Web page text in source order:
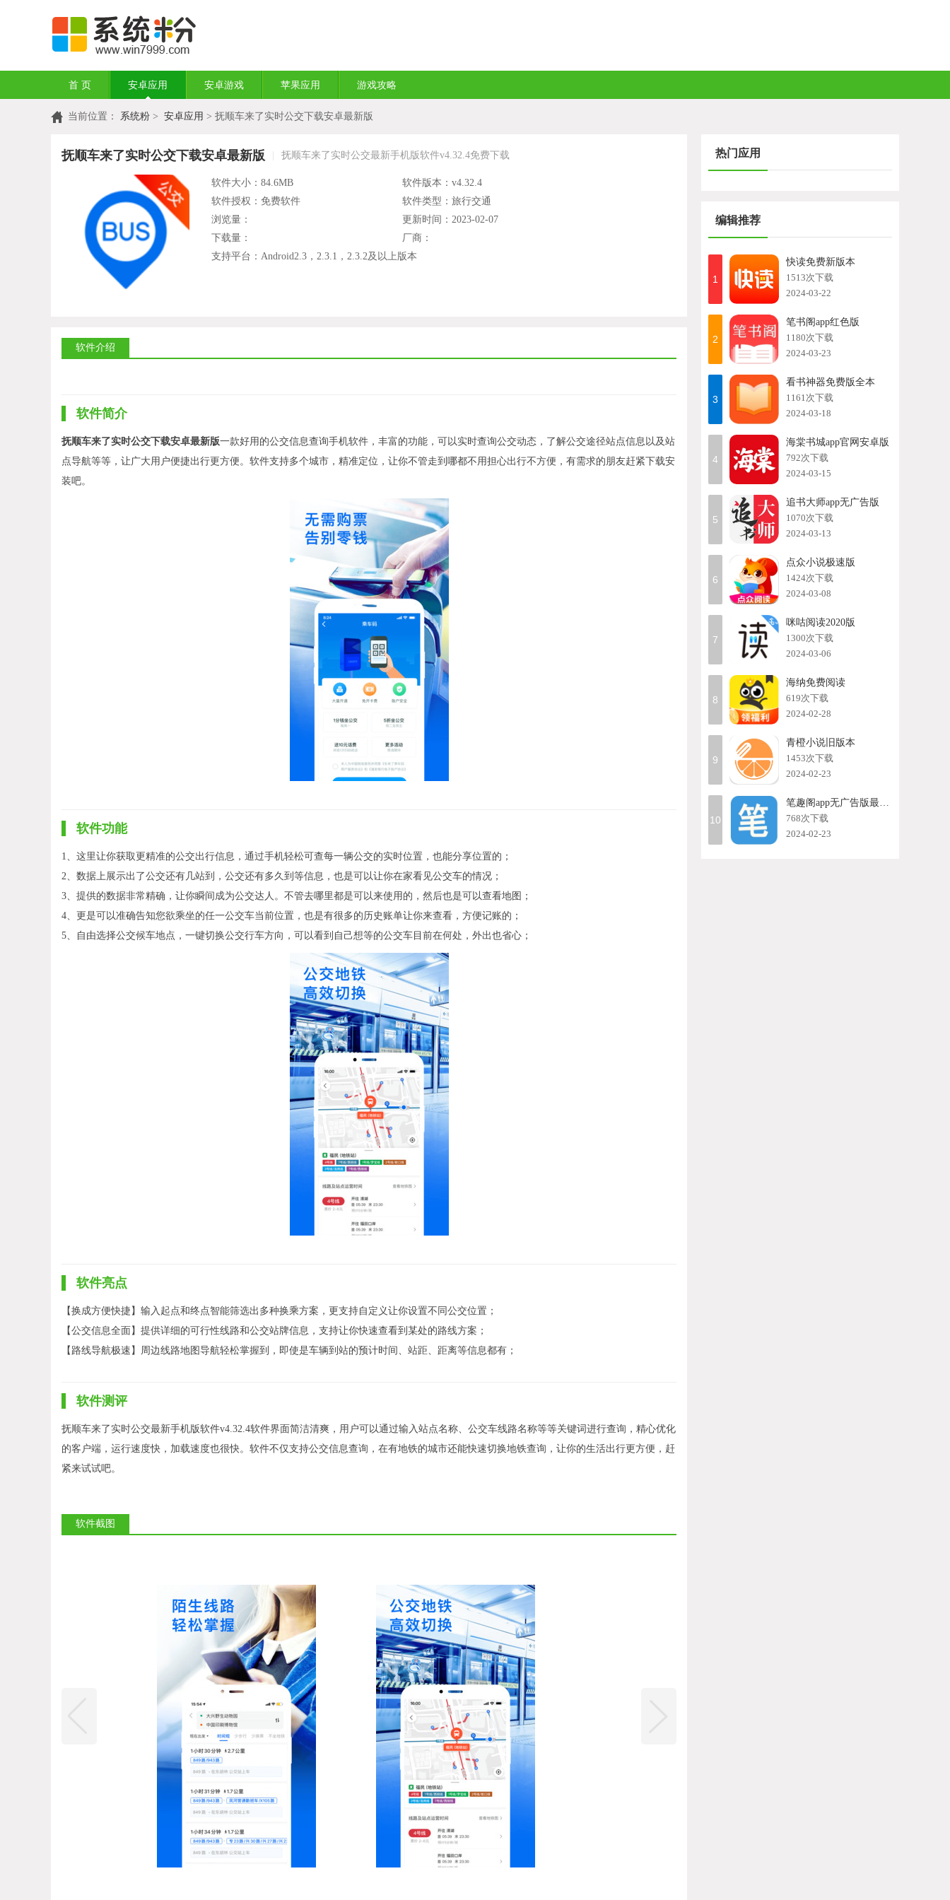
首 页 安卓应用 安卓游戏 苹果应用 游戏攻略
当前位置： 系统粉 > 安卓应用 > 抚顺车来了实时公交下载安卓最新版
抚顺车来了实时公交下载安卓最新版 抚顺车来了实时公交最新手机版软件v4.32.4免费下载
软件大小：84.6MB
软件授权：免费软件
浏览量：
下载量：
软件版本：v4.32.4
软件类型：旅行交通
更新时间：2023-02-07
厂商：
支持平台：Android2.3，2.3.1，2.3.2及以上版本
软件介绍
软件简介
抚顺车来了实时公交下载安卓最新版一款好用的公交信息查询手机软件，丰富的功能，可以实时查询公交动态，了解公交途径站点信息以及站
点导航等等，让广大用户便捷出行更方便。软件支持多个城市，精准定位，让你不管走到哪都不用担心出行不方便，有需求的朋友赶紧下载安
装吧。
软件功能
1、这里让你获取更精准的公交出行信息，通过手机轻松可查每一辆公交的实时位置，也能分享位置的；
2、数据上展示出了公交还有几站到，公交还有多久到等信息，也是可以让你在家看见公交车的情况；
3、提供的数据非常精确，让你瞬间成为公交达人。不管去哪里都是可以来使用的，然后也是可以查看地图；
4、更是可以准确告知您欲乘坐的任一公交车当前位置，也是有很多的历史账单让你来查看，方便记账的；
5、自由选择公交候车地点，一键切换公交行车方向，可以看到自己想等的公交车目前在何处，外出也省心；
软件亮点
【换成方便快捷】输入起点和终点智能筛选出多种换乘方案，更支持自定义让你设置不同公交位置；
【公交信息全面】提供详细的可行性线路和公交站牌信息，支持让你快速查看到某处的路线方案；
【路线导航极速】周边线路地图导航轻松掌握到，即使是车辆到站的预计时间、站距、距离等信息都有；
软件测评
抚顺车来了实时公交最新手机版软件v4.32.4软件界面简洁清爽，用户可以通过输入站点名称、公交车线路名称等等关键词进行查询，精心优化
的客户端，运行速度快，加载速度也很快。软件不仅支持公交信息查询，在有地铁的城市还能快速切换地铁查询，让你的生活出行更方便，赶
紧来试试吧。
软件截图
热门应用
编辑推荐
1
快读免费新版本
1513次下载
2024-03-22
2
笔书阁app红色版
1180次下载
2024-03-23
3
看书神器免费版全本
1161次下载
2024-03-18
4
海棠书城app官网安卓版
792次下载
2024-03-15
5
追书大师app无广告版
1070次下载
2024-03-13
6
点众小说极速版
1424次下载
2024-03-08
7
咪咕阅读2020版
1300次下载
2024-03-06
8
海纳免费阅读
619次下载
2024-02-28
9
青橙小说旧版本
1453次下载
2024-02-23
10
笔趣阁app无广告版最新版
768次下载
2024-02-23